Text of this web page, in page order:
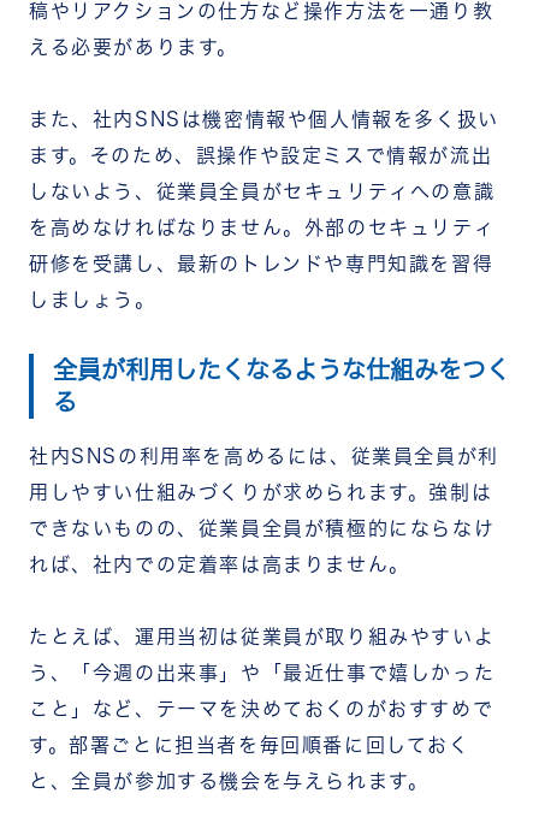
稿やリアクションの仕方など操作方法を一通り教
える必要があります。
また、社内SNSは機密情報や個人情報を多く扱い
ます。そのため、誤操作や設定ミスで情報が流出
しないよう、従業員全員がセキュリティへの意識
を高めなければなりません。外部のセキュリティ
研修を受講し、最新のトレンドや専門知識を習得
しましょう。
全員が利用したくなるような仕組みをつく
る
社内SNSの利用率を高めるには、従業員全員が利
用しやすい仕組みづくりが求められます。強制は
できないものの、従業員全員が積極的にならなけ
れば、社内での定着率は高まりません。
たとえば、運用当初は従業員が取り組みやすいよ
う、「今週の出来事」や「最近仕事で嬉しかった
こと」など、テーマを決めておくのがおすすめで
す。部署ごとに担当者を毎回順番に回しておく
と、全員が参加する機会を与えられます。